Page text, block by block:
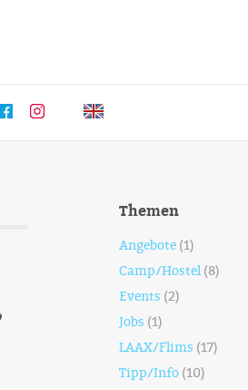
Themen
Angebote (1)
Camp/Hostel(8)
Events (2)
Jobs (1)
LAAX/Flims (17)
Tipp/Info (10)